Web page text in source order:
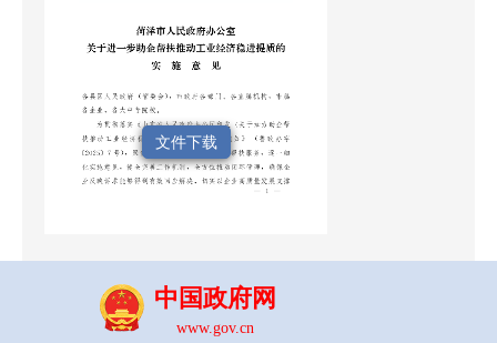
文件下载
中国政府网
www.gov.cn